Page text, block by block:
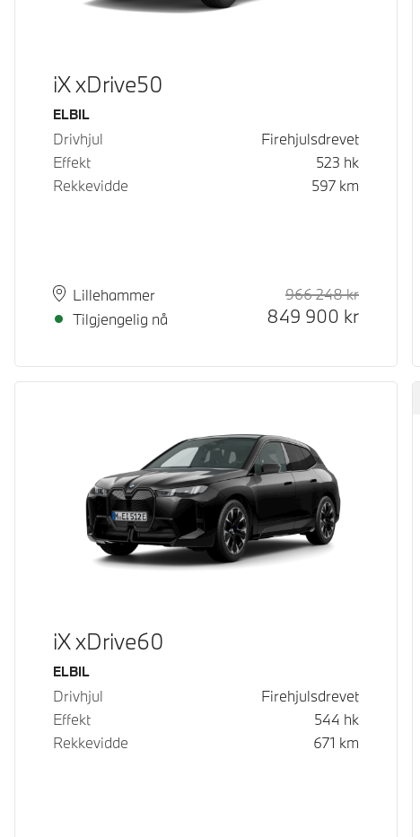
iX xDrive50
Drivstoff
ELBIL
Drivhjul
Firehjulsdrevet
Effekt
523 hk
Rekkevidde
597 km
PlassLillehammer
Leveringstid
Tilgjengelig nå
966 248kr
849 900 kr
iX xDrive60
Drivstoff
ELBIL
Drivhjul
Firehjulsdrevet
Effekt
544 hk
Rekkevidde
671 km